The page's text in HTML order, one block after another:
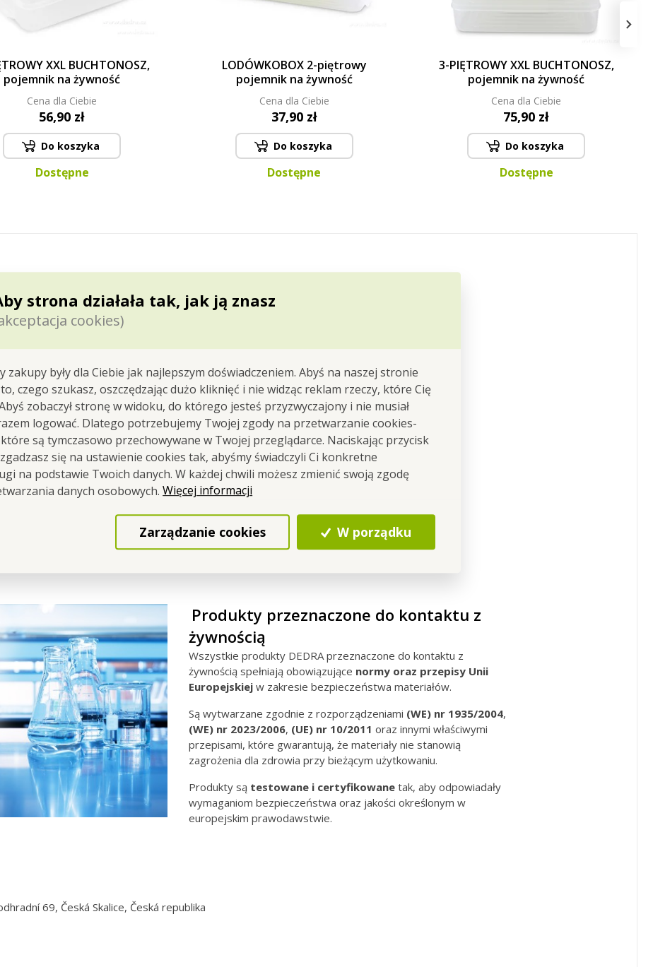
strona działała tak, jak ją znasz
cookies)
zakupy były dla Ciebie jak najlepszym doświadczeniem. Abyś na naszej stronie
czego szukasz, oszczędzając dużo kliknięć i nie widząc reklam rzeczy, które Cię
zobaczył stronę w widoku, do którego jesteś przyzwyczajony i nie musiał
logować. Dlatego potrzebujemy Twojej zgody na przetwarzanie cookies-
które są tymczasowo przechowywane w Twojej przeglądarce. Naciskając przycisk
się na ustawienie cookies tak, abyśmy świadczyli Ci konkretne
na podstawie Twoich danych. W każdej chwili możesz zmienić swoją zgodę
danych osobowych.Więcej informacji
Zarządzanie cookies W porządku
XXL BUCHTONOSZ,
pojemnik na żywność
Cena dla Ciebie
56,90 zł
Do koszyka
Dostępne
LODÓWKOBOX 2-piętrowy
pojemnik na żywność
Cena dla Ciebie
37,90 zł
Do koszyka
Dostępne
3-PIĘTROWY XXL BUCHTONOSZ,
pojemnik na żywność
Cena dla Ciebie
75,90 zł
Do koszyka
Dostępne
›
i dokładnie wiedzieć, co gdzie jest?
i inne rzeczy według własnych preferencji?
przestrzeń w lodówce?
BOX, który nada porządek zawartości Twojej lodówki .
na żywność z mocnego plastiku,
TYLKO) w lodówce.
x 12 x 6 cm.
mikrofalowej, zamrażarki i lodówki.
bagietki...
Produkty przeznaczone do kontaktu z
żywnością
Wszystkie produkty DEDRA przeznaczone do kontaktu z
żywnością spełniają obowiązujące normy oraz przepisy Unii
Europejskiej w zakresie bezpieczeństwa materiałów.
Są wytwarzane zgodnie z rozporządzeniami (WE) nr 1935/2004,
(WE) nr 2023/2006, (UE) nr 10/2011 oraz innymi właściwymi
przepisami, które gwarantują, że materiały nie stanowią
zagrożenia dla zdrowia przy bieżącym użytkowaniu.
Produkty są testowane i certyfikowane tak, aby odpowiadały
wymaganiom bezpieczeństwa oraz jakości określonym w
europejskim prawodawstwie.
69, Česká Skalice, Česká republika